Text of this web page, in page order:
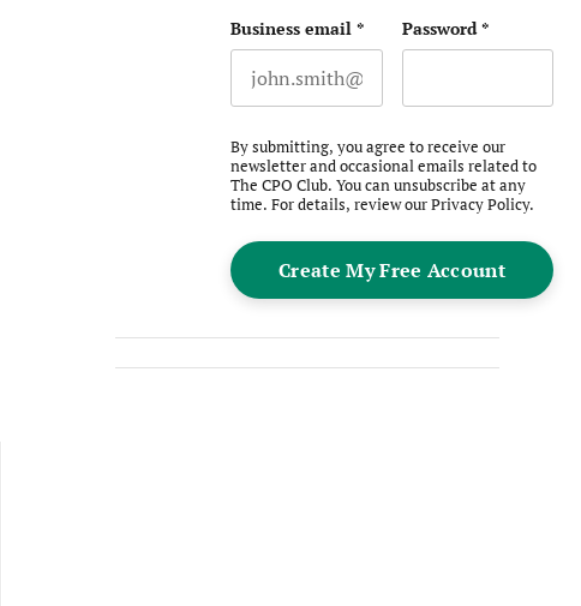
Business email* Password *
By submitting, you agree to receive our
newsletter and occasional emails related to
The CPO Club. You can unsubscribe at any
time. For details, review ourPrivacy Policy.